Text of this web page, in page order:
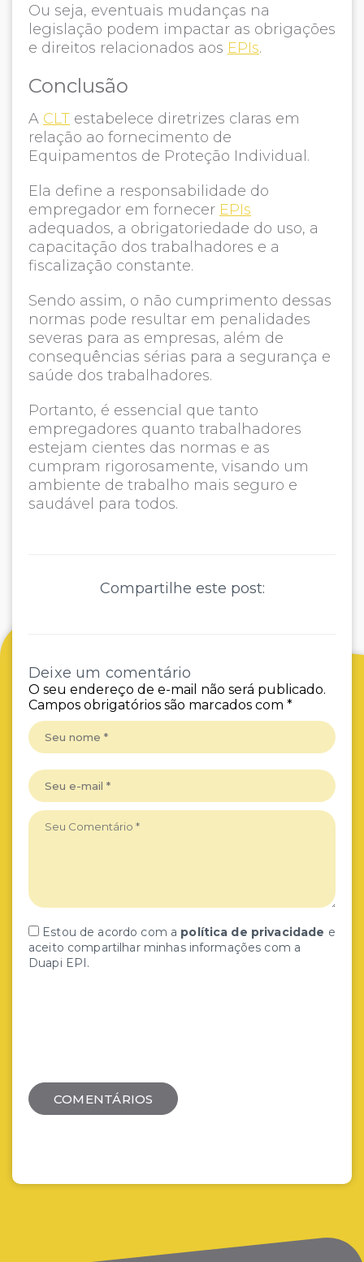
Ou seja, eventuais mudanças na
legislação podem impactar as obrigações
e direitos relacionados aos EPIs.
Conclusão
A CLT estabelece diretrizes claras em
relação ao fornecimento de
Equipamentos de Proteção Individual.
Ela define a responsabilidade do
empregador em fornecer EPIs
adequados, a obrigatoriedade do uso, a
capacitação dos trabalhadores e a
fiscalização constante.
Sendo assim, o não cumprimento dessas
normas pode resultar em penalidades
severas para as empresas, além de
consequências sérias para a segurança e
saúde dos trabalhadores.
Portanto, é essencial que tanto
empregadores quanto trabalhadores
estejam cientes das normas e as
cumpram rigorosamente, visando um
ambiente de trabalho mais seguro e
saudável para todos.
Compartilhe este post:
Deixe um comentário
O seu endereço de e-mail não será publicado.
Campos obrigatórios são marcados com *
Estou de acordo com a política de privacidade e
aceito compartilhar minhas informações com a
Duapi EPI.